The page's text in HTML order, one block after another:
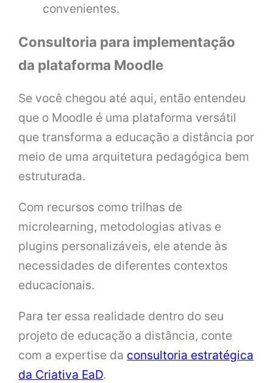
convenientes.
Consultoria para implementação
da plataforma Moodle
Se você chegou até aqui, então entendeu
que o Moodle é uma plataforma versátil
que transforma a educação a distância por
meio de uma arquitetura pedagógica bem
estruturada.
Com recursos como trilhas de
microlearning, metodologias ativas e
plugins personalizáveis, ele atende às
necessidades de diferentes contextos
educacionais.
Para ter essa realidade dentro do seu
projeto de educação a distância, conte
com a expertise da consultoria estratégica
da Criativa EaD.